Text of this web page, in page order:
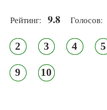
Рейтинг: 9.8 Голосов:
2 3 4 5
9 10